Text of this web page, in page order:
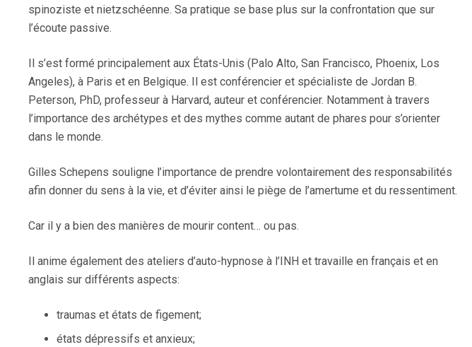
spinoziste et nietzschéenne. Sa pratique se base plus sur la confrontation que sur
l’écoute passive.
Il s’est formé principalement aux États-Unis (Palo Alto, San Francisco, Phoenix, Los
Angeles), à Paris et en Belgique. Il est conférencier et spécialiste de Jordan B.
Peterson, PhD, professeur à Harvard, auteur et conférencier. Notamment à travers
l’importance des archétypes et des mythes comme autant de phares pour s’orienter
dans le monde.
Gilles Schepens souligne l’importance de prendre volontairement des responsabilités
afin donner du sens à la vie, et d’éviter ainsi le piège de l’amertume et du ressentiment.
Car il y a bien des manières de mourir content… ou pas.
Il anime également des ateliers d’auto-hypnose à l’INH et travaille en français et en
anglais sur différents aspects:
traumas et états de figement;
états dépressifs et anxieux;